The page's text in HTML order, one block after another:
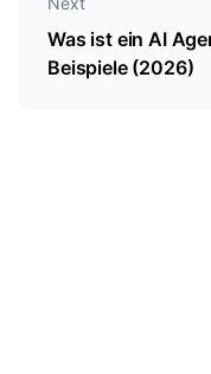
Was ist ein AI
Beispiele (2026)